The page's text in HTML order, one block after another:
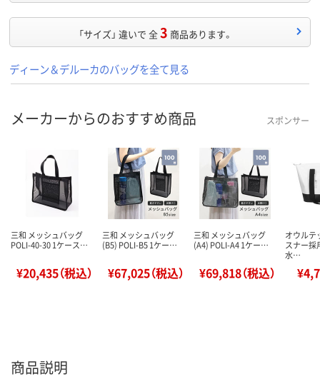
「サイズ」 違いで 全3 商品あります。
ディーン＆デルーカのバッグを全て見る
メーカーからのおすすめ商品 スポンサー
三和 メッシュバッグ
POLI-40-30 1ケース…
¥20,435（税込）
三和 メッシュバッグ
(B5) POLI-B5 1ケー…
¥67,025（税込）
三和 メッシュバッグ
(A4) POLI-A4 1ケー…
¥69,818（税込）
オウルテ
スナー採
水…
商品説明